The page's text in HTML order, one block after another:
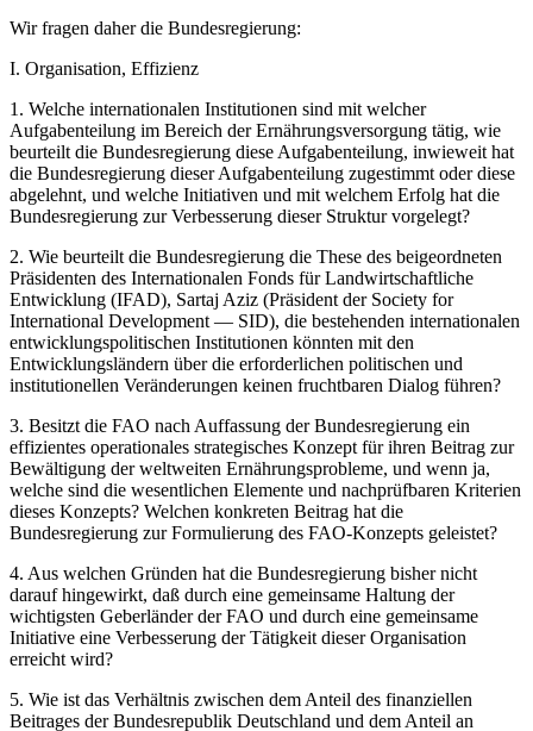
Wir fragen daher die Bundesregierung:
I. Organisation, Effizienz
1. Welche internationalen Institutionen sind mit welcher
Aufgabenteilung im Bereich der Ernährungsversorgung tätig, wie
beurteilt die Bundesregierung diese Aufgabenteilung, inwieweit hat
die Bundesregierung dieser Aufgabenteilung zugestimmt oder diese
abgelehnt, und welche Initiativen und mit welchem Erfolg hat die
Bundesregierung zur Verbesserung dieser Struktur vorgelegt?
2. Wie beurteilt die Bundesregierung die These des beigeordneten
Präsidenten des Internationalen Fonds für Landwirtschaftliche
Entwicklung (IFAD), Sartaj Aziz (Präsident der Society for
International Development — SID), die bestehenden internationalen
entwicklungspolitischen Institutionen könnten mit den
Entwicklungsländern über die erforderlichen politischen und
institutionellen Veränderungen keinen fruchtbaren Dialog führen?
3. Besitzt die FAO nach Auffassung der Bundesregierung ein
effizientes operationales strategisches Konzept für ihren Beitrag zur
Bewältigung der weltweiten Ernährungsprobleme, und wenn ja,
welche sind die wesentlichen Elemente und nachprüfbaren Kriterien
dieses Konzepts? Welchen konkreten Beitrag hat die
Bundesregierung zur Formulierung des FAO-Konzepts geleistet?
4. Aus welchen Gründen hat die Bundesregierung bisher nicht
darauf hingewirkt, daß durch eine gemeinsame Haltung der
wichtigsten Geberländer der FAO und durch eine gemeinsame
Initiative eine Verbesserung der Tätigkeit dieser Organisation
erreicht wird?
5. Wie ist das Verhältnis zwischen dem Anteil des finanziellen
Beitrages der Bundesrepublik Deutschland und dem Anteil an